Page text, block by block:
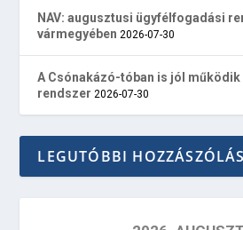
NAV: augusztusi ügyfélfogadási
vármegyében 2026-07-30
A Csónakázó-tóban is jól működik
rendszer 2026-07-30
LEGUTÓBBI